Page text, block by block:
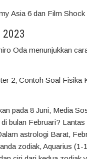
Asia 6 dan Film Shock
2023
Oda menunjukkan
2, Contoh Soal Fisika
pada 8 Juni, Media
bulan Februari? Lantas
astrologi Barat,
zodiak, Aquarius (1-